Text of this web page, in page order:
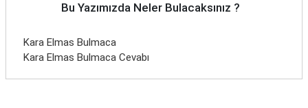
Bu Yazımızda Neler Bulacaksınız ?
Kara Elmas Bulmaca
Kara Elmas Bulmaca Cevabı